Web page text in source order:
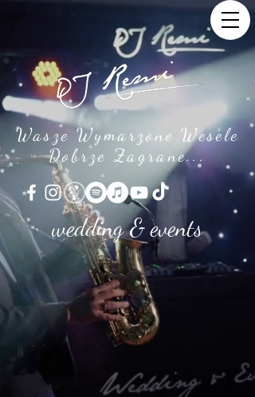
Wasze Wymarzone Wesele
Dobrze Zagrane...
wedding & events